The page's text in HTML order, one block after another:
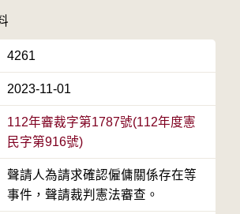
4261
2023-11-01
112年審裁字第1787號(112年度憲
民字第916號)
聲請人為請求確認僱傭關係存在等
事件，聲請裁判憲法審查。